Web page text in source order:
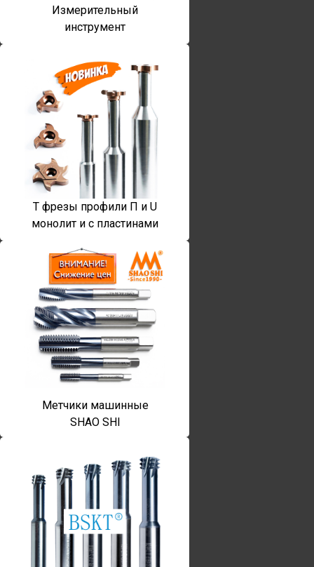
Измерительный
инструмент
T фрезы профили П и U
монолит и с пластинами
Метчики машинные
SHAO SHI